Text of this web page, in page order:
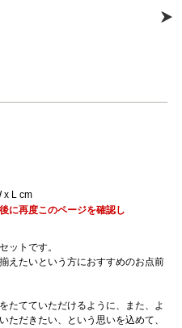
ットです。
えたいという方におすすめのお点前
たてていただけるように、また、よ
ただきたい、という思いを込めて、
x L cm
に再度このページを確認し